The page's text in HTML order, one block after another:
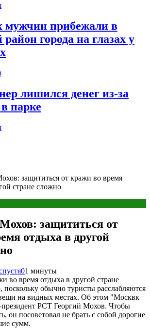
мужчин прибежали в
города на глазах у
лишился денег из-за
парке
защититься от кражи во время
стране сложно
защититься от
отдыха в другой
01 минуты
во время отдыха в другой стране
поскольку обычно туристы расслабляются
на видных местах. Об этом "Москвк
президент РСТ Георгий Мохов. Чтобы
он посоветовал не брать с собой дорогие
сумм.